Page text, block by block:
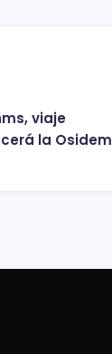
viaje
la Osidem